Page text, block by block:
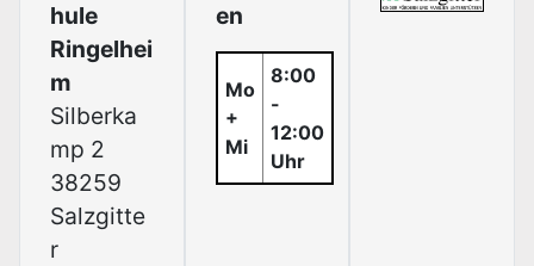
hule
Ringelhei
m
Silberka
mp 2
38259
Salzgitte
r
en
Mo
+
Mi
8:00
-
12:00
Uhr